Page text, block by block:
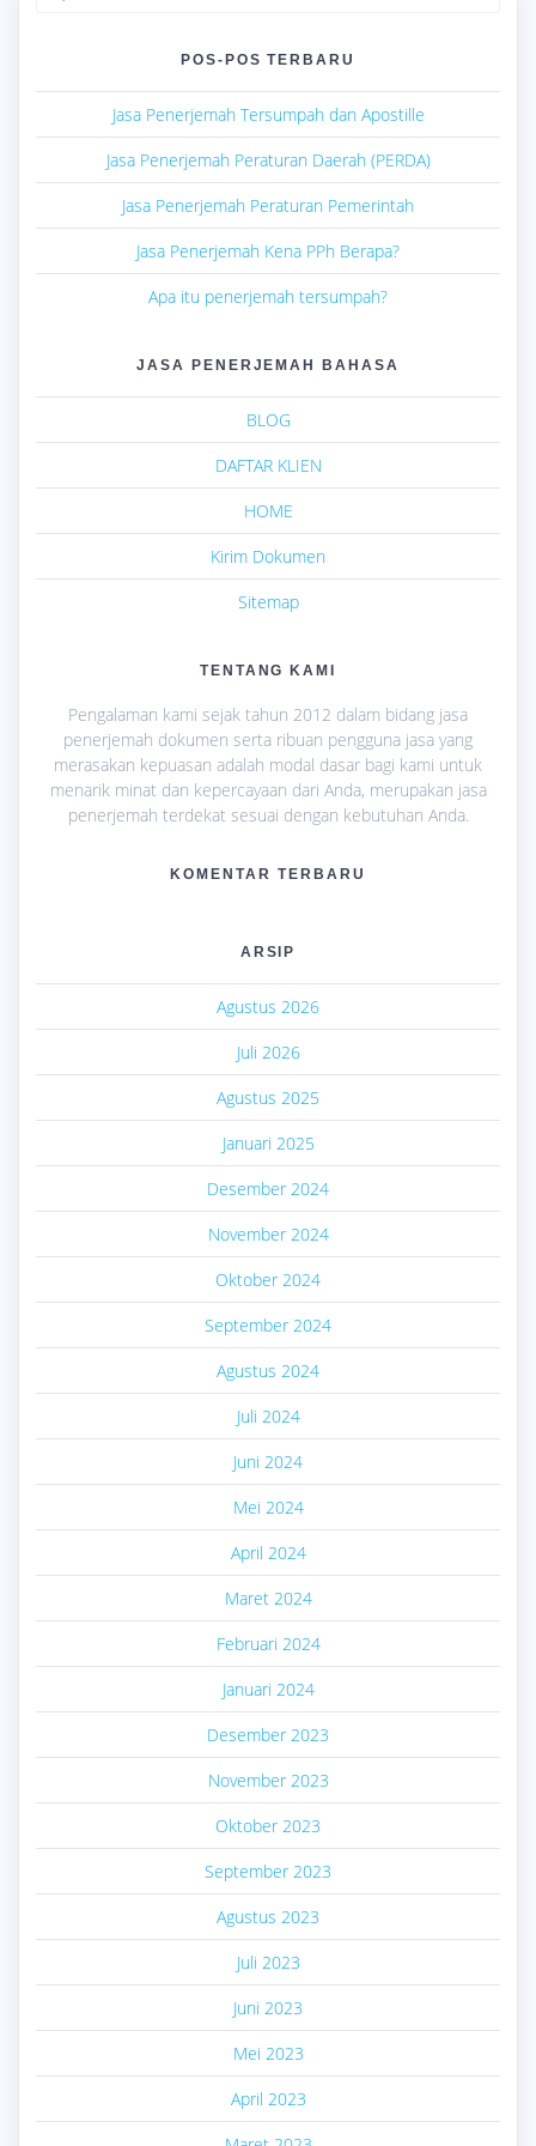
POS-POS TERBARU
Jasa Penerjemah Tersumpah dan Apostille
Jasa Penerjemah Peraturan Daerah (PERDA)
Jasa Penerjemah Peraturan Pemerintah
Jasa Penerjemah Kena PPh Berapa?
Apa itu penerjemah tersumpah?
JASA PENERJEMAH BAHASA
BLOG
DAFTAR KLIEN
HOME
Kirim Dokumen
Sitemap
TENTANG KAMI
Pengalaman kami sejak tahun 2012 dalam bidang jasa
penerjemah dokumen serta ribuan pengguna jasa yang
merasakan kepuasan adalah modal dasar bagi kami untuk
menarik minat dan kepercayaan dari Anda, merupakan jasa
penerjemah terdekat sesuai dengan kebutuhan Anda.
KOMENTAR TERBARU
ARSIP
Agustus 2026
Juli 2026
Agustus 2025
Januari 2025
Desember 2024
November 2024
Oktober 2024
September 2024
Agustus 2024
Juli 2024
Juni 2024
Mei 2024
April 2024
Maret 2024
Februari 2024
Januari 2024
Desember 2023
November 2023
Oktober 2023
September 2023
Agustus 2023
Juli 2023
Juni 2023
Mei 2023
April 2023